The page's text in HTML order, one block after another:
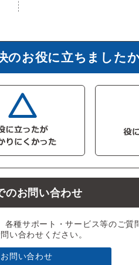
のお役に立ちました
のお問い合わせ
種サポート・サービス等のご質
い合わせください。
お問い合わせ